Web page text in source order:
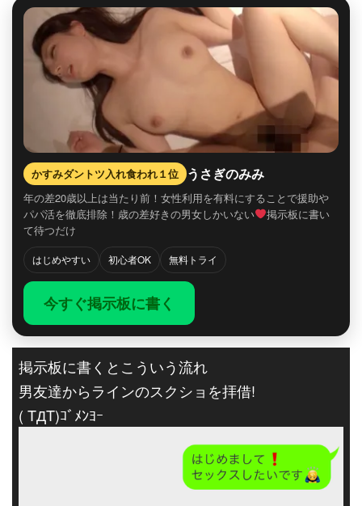
かすみダントツ入れ食われ１位 うさぎのみみ
年の差20歳以上は当たり前！女性利用を有料にすることで援助や
パパ活を徹底排除！歳の差好きの男女しかいない
掲示板に書い
て待つだけ
はじめやすい 初心者OK 無料トライ
今すぐ掲示板に書く
掲示板に書くとこういう流れ
男友達からラインのスクショを拝借!
( TДT)ｺﾞﾒﾝﾖｰ